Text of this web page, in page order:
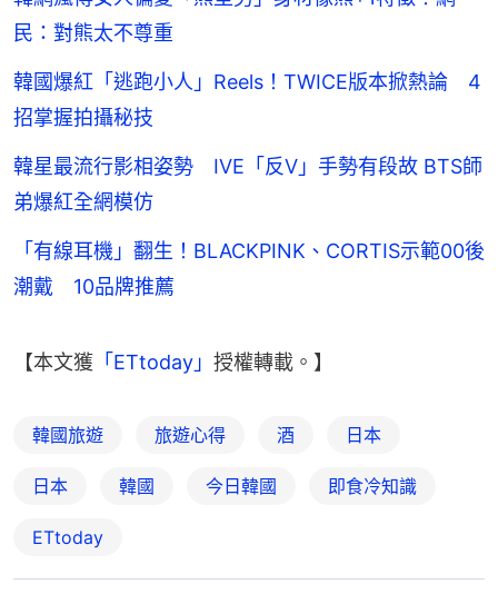
民：對熊太不尊重
韓國爆紅「逃跑小人」Reels！TWICE版本掀熱論 4
招掌握拍攝秘技
韓星最流行影相姿勢 IVE「反V」手勢有段故 BTS師
弟爆紅全網模仿
「有線耳機」翻生！BLACKPINK、CORTIS示範00後
潮戴 10品牌推薦
【本文獲 「ETtoday」 授權轉載。】
韓國旅遊 旅遊心得 酒 日本
日本 韓國 今日韓國 即食冷知識
ETtoday